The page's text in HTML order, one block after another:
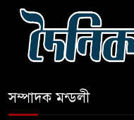
সম্পাদক মন্ডলী